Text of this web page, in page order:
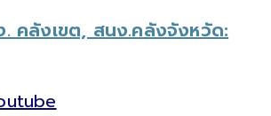
คลังเขต, สนง.คลังจังหวัด: